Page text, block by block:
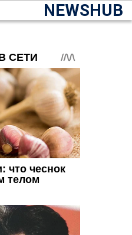
NEWSHUB